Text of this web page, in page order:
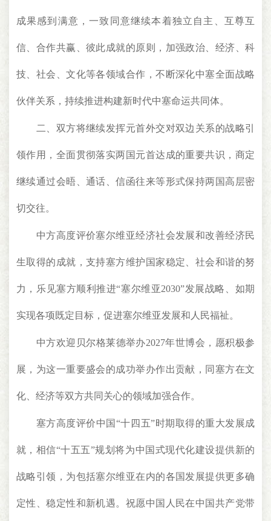
成果感到满意，一致同意继续本着独立自主、互尊互
信、合作共赢、彼此成就的原则，加强政治、经济、科
技、社会、文化等各领域合作，不断深化中塞全面战略
伙伴关系，持续推进构建新时代中塞命运共同体。
二、双方将继续发挥元首外交对双边关系的战略引
领作用，全面贯彻落实两国元首达成的重要共识，商定
继续通过会晤、通话、信函往来等形式保持两国高层密
切交往。
中方高度评价塞尔维亚经济社会发展和改善经济民
生取得的成就，支持塞方维护国家稳定、社会和谐的努
力，乐见塞方顺利推进“塞尔维亚2030”发展战略、如期
实现各项既定目标，促进塞尔维亚发展和人民福祉。
中方欢迎贝尔格莱德举办2027年世博会，愿积极参
展，为这一重要盛会的成功举办作出贡献，同塞方在文
化、经济等双方共同关心的领域加强合作。
塞方高度评价中国“十四五”时期取得的重大发展成
就，相信“十五五”规划将为中国式现代化建设提供新的
战略引领，为包括塞尔维亚在内的各国发展提供更多确
定性、稳定性和新机遇。祝愿中国人民在中国共产党带